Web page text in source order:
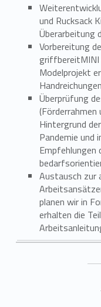
und Rucksack
Überarbeitung
Vorbereitung
griffbereitMINI
Modelprojekt
Überprüfung
(Förderrahmen
Hintergrund
Pandemie und
Empfehlungen
Austausch zur
planen wir in
erhalten die